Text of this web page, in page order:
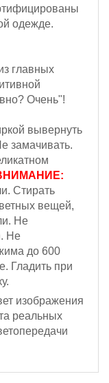
одежде.
главных
Очень"!
вывернуть
замачивать.
Стирать
вещей,
Не
Не
до 600
Гладить при
изображения
реальных